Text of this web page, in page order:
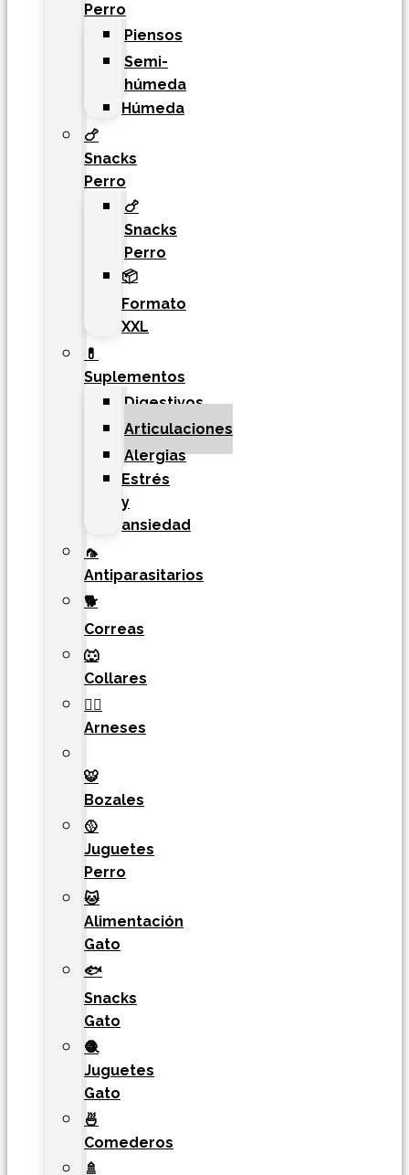
Perro
Piensos
Semi-
húmeda
Húmeda
🍗
Snacks
Perro
🍗
Snacks
Perro
📦
Formato
XXL
💊
Suplementos
Digestivos
Articulaciones
Alergias
Estrés
y
ansiedad
🦟
Antiparasitarios
🐕
Correas
🐺
Collares
🐕‍🦺
Arneses
🐯​
Bozales
🥎
Juguetes
Perro
🐱
Alimentación
Gato
🐟
Snacks
Gato
🧶
Juguetes
Gato
🍜
Comederos
🚿